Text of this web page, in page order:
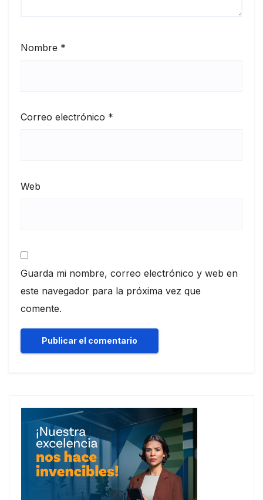
Nombre *
Correo electrónico *
Web
Guarda mi nombre, correo electrónico y web en
este navegador para la próxima vez que
comente.